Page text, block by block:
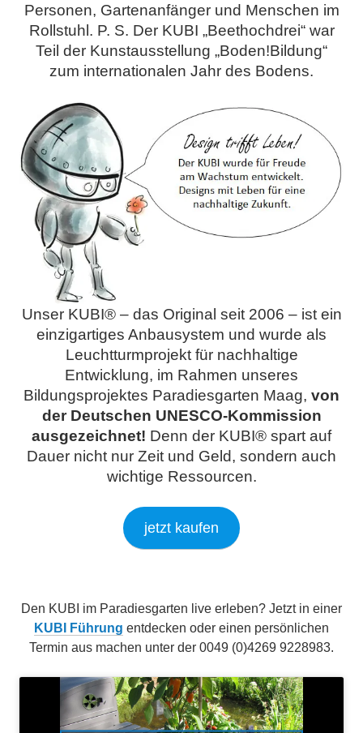
Personen, Gartenanfänger und Menschen im
Rollstuhl. P. S. Der KUBI „Beethochdrei“ war
Teil der Kunstausstellung „Boden!Bildung“
zum internationalen Jahr des Bodens.
Unser KUBI® – das Original seit 2006 – ist ein
einzigartiges Anbausystem und wurde als
Leuchtturmprojekt für nachhaltige
Entwicklung, im Rahmen unseres
Bildungsprojektes Paradiesgarten Maag, von
der Deutschen UNESCO-Kommission
ausgezeichnet! Denn der KUBI® spart auf
Dauer nicht nur Zeit und Geld, sondern auch
wichtige Ressourcen.
jetzt kaufen
Den KUBI im Paradiesgarten live erleben? Jetzt in einer
KUBI Führung entdecken oder einen persönlichen
Termin aus machen unter der 0049 (0)4269 9228983.